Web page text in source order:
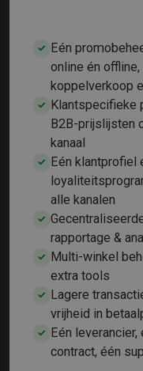
✓ Eén
online én offline,
koppelverkoop
✓ Klantspecifieke
B2B-prijslijsten
kanaal
✓ Eén klantprofiel
alle kanalen
✓
rapportage &
✓ Multi-winkel
extra tools
✓ Lagere
vrijheid in
✓ Eén leverancier,
contract, één